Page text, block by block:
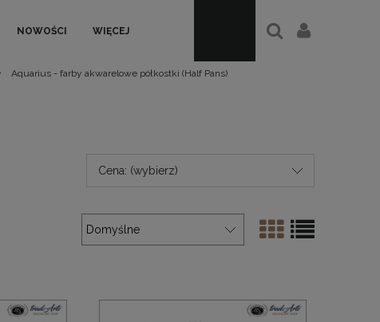
NOWOŚCI WIĘCEJ
Aquarius - farby akwarelowe półkostki (Half Pans)
Cena: (wybierz)